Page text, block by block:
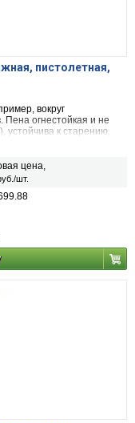
пистолетная,
вокруг
огнестойкая и не
устойчива к старению,
цена,
шт.